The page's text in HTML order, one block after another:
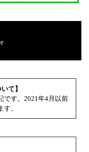
て】
です。2021年4月以前
。